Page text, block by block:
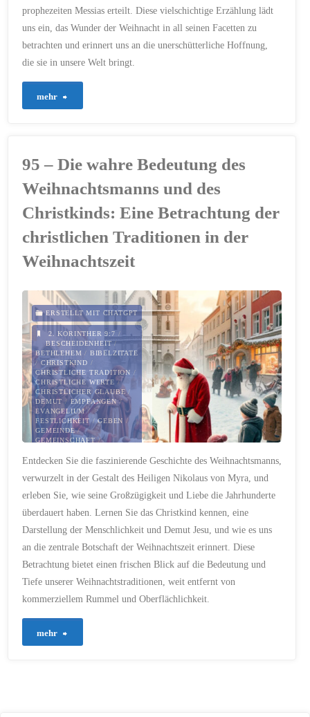
prophezeiten Messias erteilt. Diese vielschichtige Erzählung lädt
uns ein, das Wunder der Weihnacht in all seinen Facetten zu
betrachten und erinnert uns an die unerschütterliche Hoffnung,
die sie in unsere Welt bringt.
mehr
und
ein
Traum:
Die
unerzählte
Weihnachtsgeschichte
aus
dem
Blickwinkel
Matthäus"
95 – Die wahre Bedeutung des
Weihnachtsmanns und des
Christkinds: Eine Betrachtung der
christlichen Traditionen in der
Weihnachtszeit
ERSTELLT MIT CHATGPT
2. KORINTHER 9:7 /
BESCHEIDENHEIT/
BETHLEHEM / BIBELZITATE
/ CHRISTKIND /
CHRISTLICHE TRADITION /
CHRISTLICHE WERTE/
CHRISTLICHER GLAUBE/
DEMUT / EMPFANGEN/
EVANGELIUM/
FESTLICHKEIT /GEBEN /
GEMEINDE/
GEMEINSCHAFT/
GOTTES LIEBE/GOTTES
HEILIGER GEIST /
/JESUS CHRISTUS/
LEHREN JESU
LICHT DER
WELT/LIEBE/ LUKAS 2 /
MATERIALISMUS/
MATTHÄUS 22:39
MENSCHWERDUNG/
NÄCHSTENLIEBE/
SELBSTLOSIGKEIT/
SPIRITUALITÄT
WEIHNACHTEN/
WEIHNACHTSERLEBNIS
WEIHNACHTSFEIER
Entdecken Sie die faszinierende Geschichte des Weihnachtsmanns,
verwurzelt in der Gestalt des Heiligen Nikolaus von Myra, und
erleben Sie, wie seine Großzügigkeit und Liebe die Jahrhunderte
überdauert haben. Lernen Sie das Christkind kennen, eine
Darstellung der Menschlichkeit und Demut Jesu, und wie es uns
an die zentrale Botschaft der Weihnachtszeit erinnert. Diese
Betrachtung bietet einen frischen Blick auf die Bedeutung und
Tiefe unserer Weihnachtstraditionen, weit entfernt von
kommerziellem Rummel und Oberflächlichkeit.
mehr